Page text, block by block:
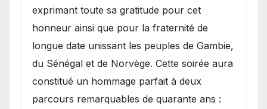
exprimant toute sa gratitude pour cet
honneur ainsi que pour la fraternité de
longue date unissant les peuples de Gambie,
du Sénégal et de Norvège. Cette soirée aura
constitué un hommage parfait à deux
parcours remarquables de quarante ans :